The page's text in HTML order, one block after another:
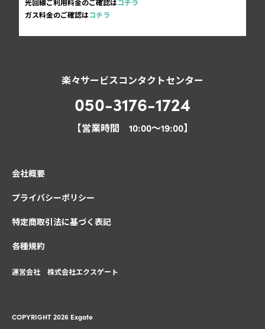
光回線ご利用料金のご確認はコチラ
ガス料金のご確認はコチラ
楽々サービスコンタクトセンター
050-3176-1724
【営業時間 10:00～19:00】
会社概要
プライバシーポリシー
特定商取引法に基づく表記
各種規約
運営会社 株式会社エクスゲート
COPYRIGHT2026 Exgate